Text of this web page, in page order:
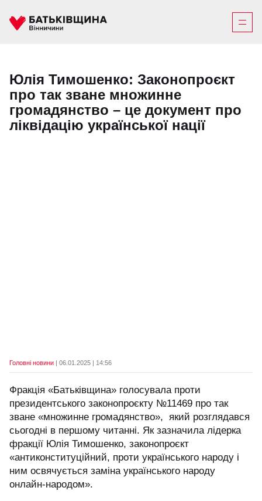
Юлія Тимошенко: Законопроєкт
про так зване множинне
громадянство – це документ про
ліквідацію української нації
Головні новини | 06.01.2025 | 14:56
Фракція «Батьківщина» голосувала проти
президентського законопроєкту №11469 про так
зване «множинне громадянство», який розглядався
сьогодні в першому читанні. Як зазначила лідерка
фракції Юлія Тимошенко, законопроєкт
«антиконституційний, проти українського народу і
ним освячується заміна українського народу
онлайн-народом».